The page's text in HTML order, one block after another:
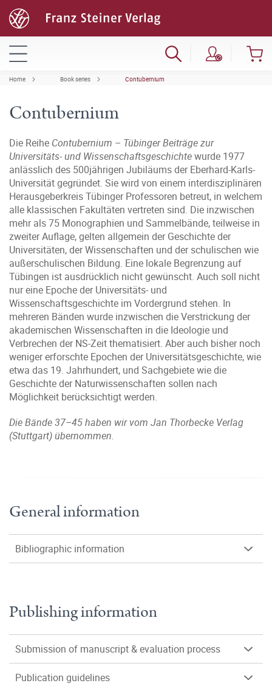
Home Book series Contubernium
Contubernium
Die Reihe Contubernium – Tübinger Beiträge zur
Universitäts- und Wissenschaftsgeschichtewurde 1977
anlässlich des 500jährigen Jubiläums der Eberhard-Karls-
Universität gegründet. Sie wird von einem interdisziplinären
Herausgeberkreis Tübinger Professoren betreut, in welchem
alle klassischen Fakultäten vertreten sind. Die inzwischen
mehr als 75 Monographien und Sammelbände, teilweise in
zweiter Auflage, gelten allgemein der Geschichte der
Universitäten, der Wissenschaften und der schulischen wie
außerschulischen Bildung. Eine lokale Begrenzung auf
Tübingen ist ausdrücklich nicht gewünscht. Auch soll nicht
nur eine Epoche der Universitäts- und
Wissenschaftsgeschichte im Vordergrund stehen. In
mehreren Bänden wurde inzwischen die Verstrickung der
akademischen Wissenschaften in die Ideologie und
Verbrechen der NS-Zeit thematisiert. Aber auch bisher noch
weniger erforschte Epochen der Universitätsgeschichte, wie
etwa das 19. Jahrhundert, und Sachgebiete wie die
Geschichte der Naturwissenschaften sollen nach
Möglichkeit berücksichtigt werden.
Die Bände 37–45 haben wir vom Jan Thorbecke Verlag
(Stuttgart) übernommen.
General information
Bibliographic information
Publishing information
Submission of manuscript & evaluation process
Publication guidelines